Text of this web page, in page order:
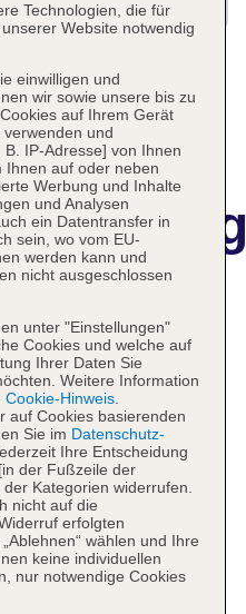
die Gäste in einem
Aufzug und 40
Die Rezeption
um die Uhr besetzt. Zu
Technologien, die für
Website notwendig
einwilligen und
wir sowie unsere bis zu
auf Ihrem Gerät
und
IP-Adresse] von Ihnen
auf oder neben
Werbung und Inhalte
und Analysen
ein Datentransfer in
sein, wo vom EU-
werden kann und
nicht ausgeschlossen
unter "Einstellungen"
Cookies und welche auf
Ihrer Daten Sie
Weitere Information
Cookie-Hinweis.
auf Cookies basierenden
Sie im Datenschutz-
Ihre Entscheidung
der Fußzeile der
Kategorien widerrufen.
nicht auf die
erfolgten
wählen und Ihre
keine individuellen
nur notwendige Cookies